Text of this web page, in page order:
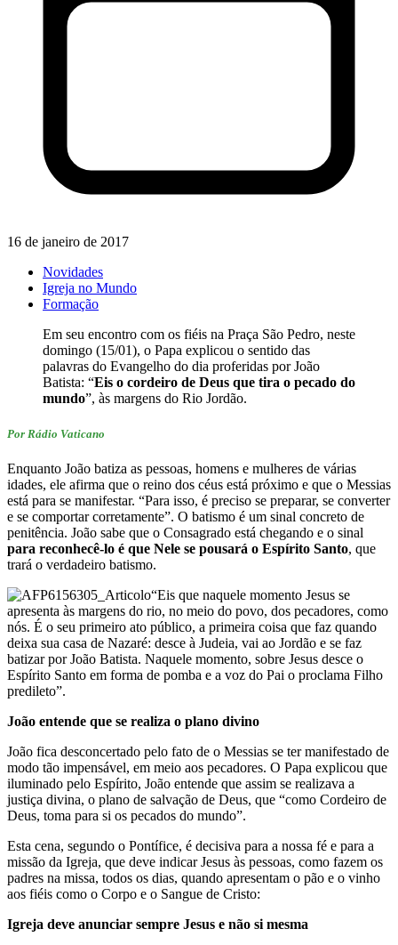
16 de janeiro de 2017
Novidades
Igreja no Mundo
Formação
Em seu encontro com os fiéis na Praça São Pedro, neste
domingo (15/01), o Papa explicou o sentido das
palavras do Evangelho do dia proferidas por João
Batista: “Eis o cordeiro de Deus que tira o pecado do
mundo”, às margens do Rio Jordão.
Por Rádio Vaticano
Enquanto João batiza as pessoas, homens e mulheres de várias
idades, ele afirma que o reino dos céus está próximo e que o Messias
está para se manifestar. “Para isso, é preciso se preparar, se converter
e se comportar corretamente”. O batismo é um sinal concreto de
penitência. João sabe que o Consagrado está chegando e o sinal
para reconhecê-lo é que Nele se pousará o Espírito Santo, que
trará o verdadeiro batismo.
“Eis que naquele momento Jesus se
apresenta às margens do rio, no meio do povo, dos pecadores, como
nós. É o seu primeiro ato público, a primeira coisa que faz quando
deixa sua casa de Nazaré: desce à Judeia, vai ao Jordão e se faz
batizar por João Batista. Naquele momento, sobre Jesus desce o
Espírito Santo em forma de pomba e a voz do Pai o proclama Filho
predileto”.
João entende que se realiza o plano divino
João fica desconcertado pelo fato de o Messias se ter manifestado de
modo tão impensável, em meio aos pecadores. O Papa explicou que
iluminado pelo Espírito, João entende que assim se realizava a
justiça divina, o plano de salvação de Deus, que “como Cordeiro de
Deus, toma para si os pecados do mundo”.
Esta cena, segundo o Pontífice, é decisiva para a nossa fé e para a
missão da Igreja, que deve indicar Jesus às pessoas, como fazem os
padres na missa, todos os dias, quando apresentam o pão e o vinho
aos fiéis como o Corpo e o Sangue de Cristo:
Igreja deve anunciar sempre Jesus e não si mesma